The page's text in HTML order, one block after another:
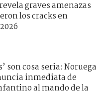
graves amenazas
los cracks en
son cosa seria: Noruega
inmediata de
al mando de la